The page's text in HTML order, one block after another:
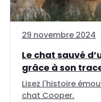
29 novembre 2024
Le chat sauvé
grâce à son
Lisez l'histoire
chat Cooper.